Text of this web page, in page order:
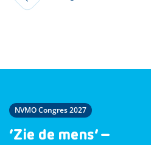
NVMO Congres 2027
‘Zie de mens’ –